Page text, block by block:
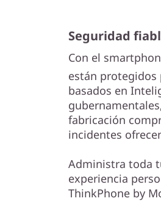
Seguridad
Con el
están protegidos
basados en
fabricación
incidentes
Administra toda
experiencia
ThinkPhone by